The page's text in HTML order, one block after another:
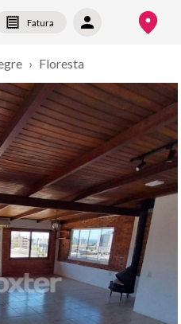
Fatura
› Floresta